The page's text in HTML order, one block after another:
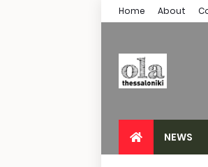
Home About
NEWS